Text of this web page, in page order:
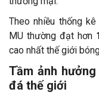
Theo nhiều thống
MU thường đạt hơn
cao nhất thế giới
Tầm ảnh
đá thế giới